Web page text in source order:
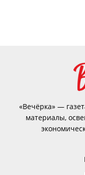
«Вечёрка» —
материалы,